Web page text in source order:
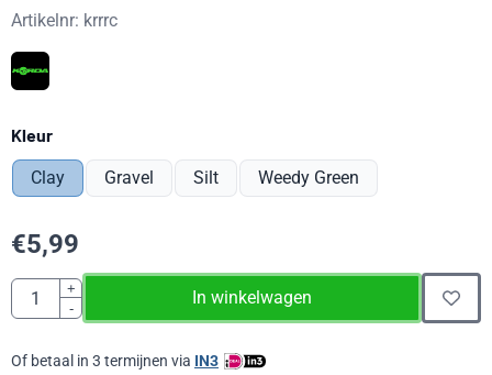
Artikelnr: krrrc
Maak een keuze voor
Kleur
Clay Gravel Silt Weedy Green
€5,99
Aantal
+
-
In winkelwagen
Of betaal in 3 termijnen via IN3